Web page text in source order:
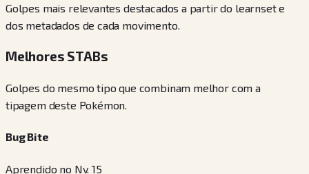
Golpes mais relevantes destacados a partir do learnset e
dos metadados de cada movimento.
Melhores STABs
Golpes do mesmo tipo que combinam melhor com a
tipagem deste Pokémon.
Bug Bite
Aprendido no Nv. 15